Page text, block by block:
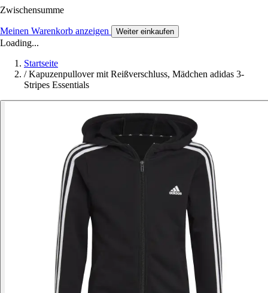
Zwischensumme
Meinen Warenkorb anzeigen Weiter einkaufen
Loading...
Startseite
/ Kapuzenpullover mit Reißverschluss, Mädchen adidas 3-
Stripes Essentials